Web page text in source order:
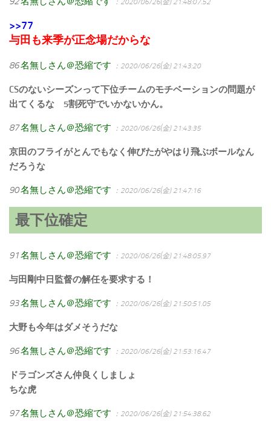
>>77
与田も来季が正念場だからな
86名無しさん＠恐縮です ：2020/06/26(金) 21:43:20
CSのないシーズンって下位チームのモチベーションの問題が
出てくるな 5割死守でいかないかん。
87名無しさん＠恐縮です ：2020/06/26(金) 21:43:35
京田のフライがとんでもなく伸びたがやはり飛ぶボールなん
だろうな
90名無しさん＠恐縮です ：2020/06/26(金) 21:47:16
最下位確定
91名無しさん＠恐縮です ：2020/06/26(金) 21:48:05.97
与田剛中日監督の解任を要求する！
93名無しさん＠恐縮です ：2020/06/26(金) 21:50:51.05
大野も今年はダメそうだな
96名無しさん＠恐縮です ：2020/06/26(金) 21:53:16.47
ドラゴンズさん仲良くしましょ
ちな虎
97名無しさん＠恐縮です ：2020/06/26(金) 21:54:38.62